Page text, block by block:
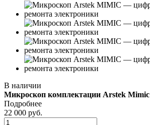
В наличии
Микроскоп комплектации Arstek Mimic
Подробнее
22 000 руб.